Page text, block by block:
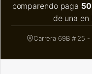
comparendo paga
de una en
Carrera 69B # 25